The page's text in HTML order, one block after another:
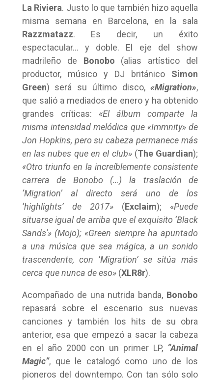
La Riviera. Justo lo que también hizo aquella
misma semana en Barcelona, en la sala
Razzmatazz. Es decir, un éxito
espectacular… y doble. El eje del show
madrileño de Bonobo (alias artístico del
productor, músico y DJ británico Simon
Green) será su último disco,«Migration»,
que salió a mediados de enero y ha obtenido
grandes críticas: «El álbum comparte la
misma intensidad melódica que «Immnity» de
Jon Hopkins, pero su cabeza permanece más
en las nubes que en el club»(The Guardian);
«Otro triunfo en la increíblemente consistente
carrera de Bonobo (…) la traslación de
‘Migration’ al directo será uno de los
‘highlights’ de 2017» (Exclaim); «Puede
situarse igual de arriba que el exquisito ‘Black
Sands'» (Mojo); «Green siempre ha apuntado
a una música que sea mágica, a un sonido
trascendente, con ‘Migration’ se sitúa más
cerca que nunca de eso»(XLR8r).
Acompañado de una nutrida banda, Bonobo
repasará sobre el escenario sus nuevas
canciones y también los hits de su obra
anterior, esa que empezó a sacar la cabeza
en el año 2000 con un primer LP, “Animal
Magic”, que le catalogó como uno de los
pioneros del downtempo. Con tan sólo solo